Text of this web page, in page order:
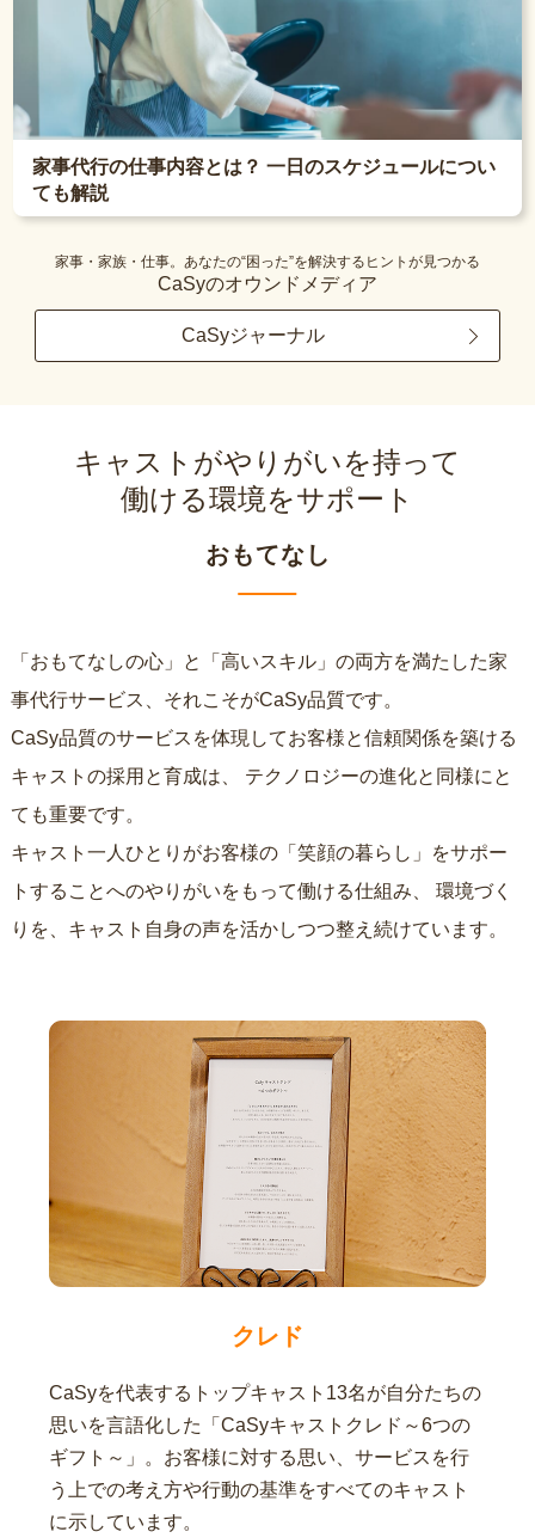
家事代行の仕事内容とは？ 一日のスケジュールについ
ても解説
家事・家族・仕事。あなたの“困った”を解決するヒントが見つかる
CaSyのオウンドメディア
CaSyジャーナル
キャストがやりがいを持って
働ける環境をサポート
おもてなし
「おもてなしの心」と「高いスキル」の両方を満たした家
事代行サービス、それこそがCaSy品質です。
CaSy品質のサービスを体現してお客様と信頼関係を築ける
キャストの採用と育成は、
ても重要です。
キャスト一人ひとりがお客様の「笑顔の暮らし」をサポー
トすることへのやりがいをもって働ける仕組み、
りを、キャスト自身の声を活かしつつ整え続けています。
クレド
CaSyを代表するトップキャスト13名が自分たちの
思いを言語化した「CaSyキャストクレド～6つの
ギフト～」。お客様に対する思い、サービスを行
う上での考え方や行動の基準をすべてのキャスト
に示しています。